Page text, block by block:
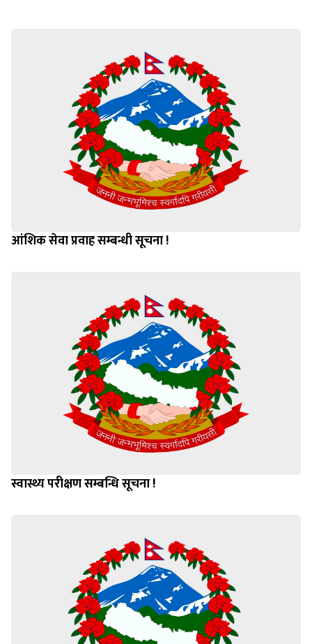
आंशिक सेवा प्रवाह सम्बन्धी सूचना !
स्वास्थ्य परीक्षण सम्बन्धि सूचना !